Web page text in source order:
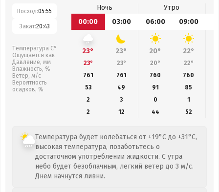
Восход:05:55
Закат:20:43
Температура С°
Ощущается как
Давление, мм
Влажность, %
Ветер, м/с
Вероятность
осадков, %
Ночь
Утро
00:00
03:00 06:00 09:00
23° 23° 20° 22°
23° 23° 20° 22°
761
761 760 760
53
49 91 85
2
3 0
1
2
12 44 52
Температура будет колебаться от +19°C до +31°C,
высокая температура, позаботьтесь о
достаточном употреблении жидкости. С утра
небо будет безоблачным, легкий ветер до 3 м/с.
Днем начнутся ливни.